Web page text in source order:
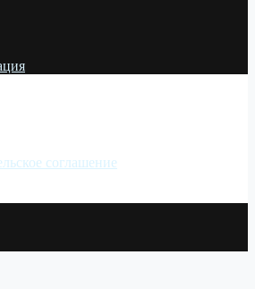
соглашение